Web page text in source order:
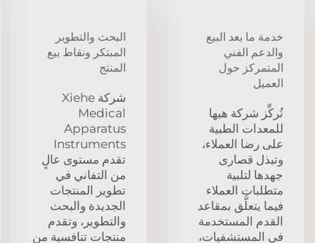
خدمة ما بعد البيع
والدعم الفني
المتمركز حول
العميل
تُركِّز شركة هيها
للمعدات الطبية
على رضا العملاء،
وتبذل قصارى
جهدها لتلبية
متطلبات العملاء
فيما يتعلَّق بمقاعد
القدم المستخدمة
في المستشفيات،
البحث والتطوير
المبتكر ونقاط بيع
المنتج
شركة Xiehe
Medical
Apparatus
Instruments
تقدم مستوى عالٍ
من التفاني في
تطوير المنتجات
الجديدة والبحث
والتطوير، وتقدم
منتجات تنافسية من